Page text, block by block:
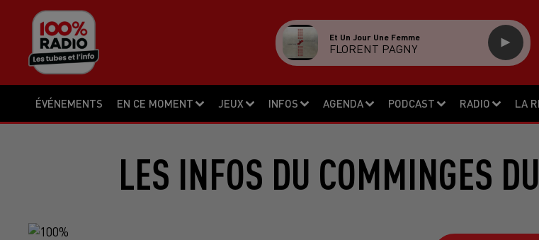
ÉVÉNEMENTS EN CE MOMENT JEUX INFOS AGENDA PODCAST RADIO LA
Et Un Jour Une Femme
FLORENT PAGNY
LES INFOS DU COMMINGES